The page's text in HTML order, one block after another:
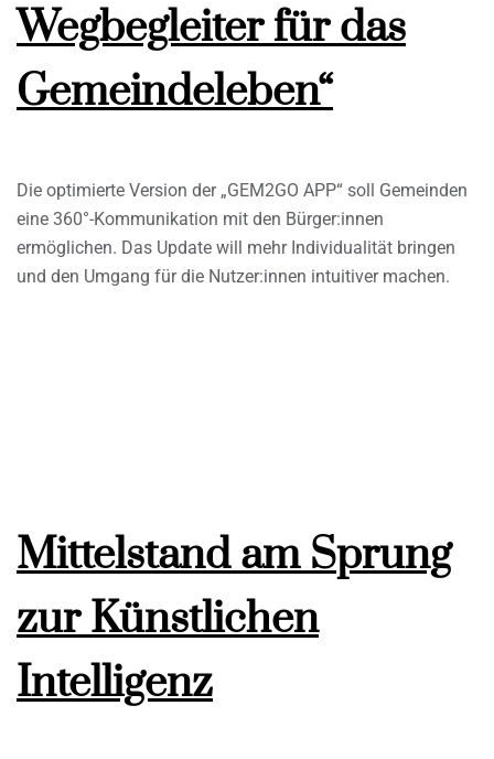
Wegbegleiter für das
Gemeindeleben“
Die optimierte Version der „GEM2GO APP“ soll Gemeinden
eine 360°-Kommunikation mit den Bürger:innen
ermöglichen. Das Update will mehr Individualität bringen
und den Umgang für die Nutzer:innen intuitiver machen.
Mittelstand am Sprung
zur Künstlichen
Intelligenz